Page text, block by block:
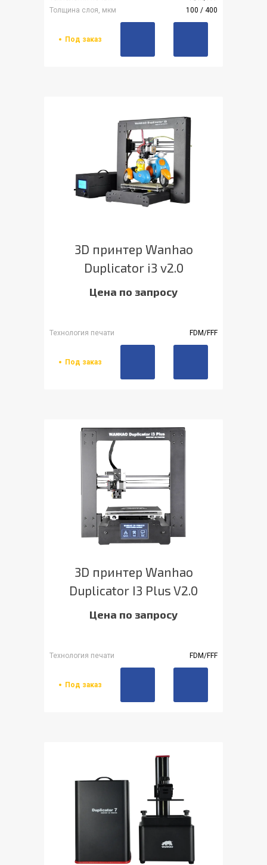
Толщина слоя, мкм
100 / 400
Под заказ
3D принтер Wanhao
Duplicator i3 v2.0
Цена по запросу
Технология печати FDM/FFF
Под заказ
3D принтер Wanhao
Duplicator I3 Plus V2.0
Цена по запросу
Технология печати FDM/FFF
Под заказ